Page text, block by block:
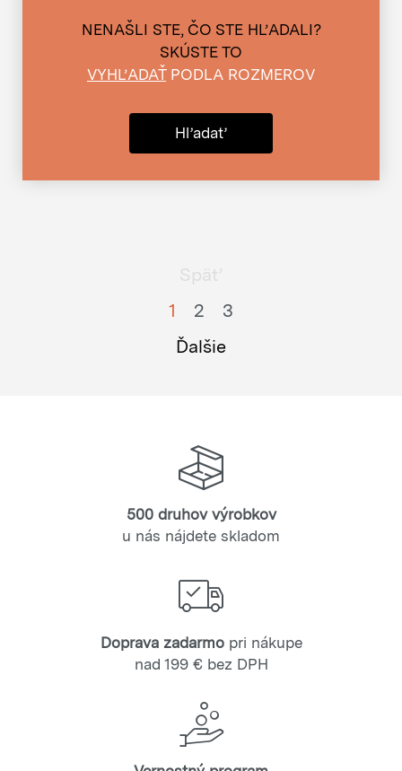
NENAŠLI STE, ČO STE HĽADALI?
SKÚSTE TO
VYHĽADAŤPODLA ROZMEROV
Hľadať
1
2
3
Ďalšie
500 druhov výrobkov
u nás nájdete skladom
Doprava zadarmopri nákupe
nad 199 € bez DPH